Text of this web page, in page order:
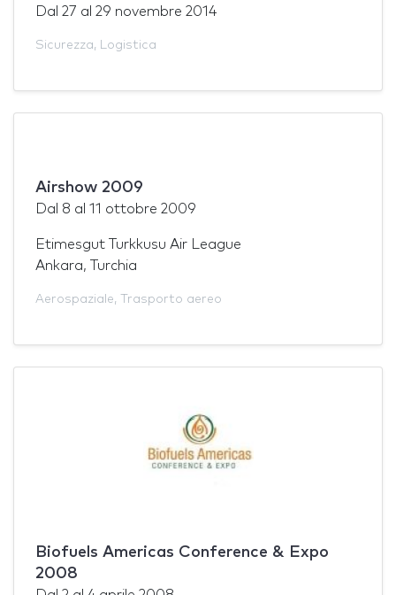
Dal 27 al 29 novembre 2014
Sicurezza, Logistica
Airshow 2009
Dal 8 al 11 ottobre 2009
Etimesgut Turkkusu Air League
Ankara, Turchia
Aerospaziale, Trasporto aereo
Biofuels Americas Conference & Expo
2008